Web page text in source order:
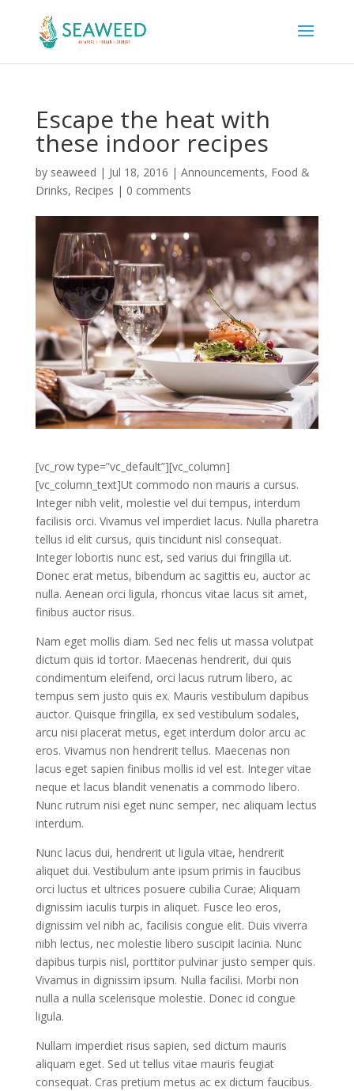
Escape the heat with
these indoor recipes
by seaweed | Jul 18, 2016 | Announcements, Food &
Drinks, Recipes | 0 comments
[vc_row type=”vc_default”][vc_column]
[vc_column_text]Ut commodo non mauris a cursus.
Integer nibh velit, molestie vel dui tempus, interdum
facilisis orci. Vivamus vel imperdiet lacus. Nulla pharetra
tellus id elit cursus, quis tincidunt nisl consequat.
Integer lobortis nunc est, sed varius dui fringilla ut.
Donec erat metus, bibendum ac sagittis eu, auctor ac
nulla. Aenean orci ligula, rhoncus vitae lacus sit amet,
finibus auctor risus.
Nam eget mollis diam. Sed nec felis ut massa volutpat
dictum quis id tortor. Maecenas hendrerit, dui quis
condimentum eleifend, orci lacus rutrum libero, ac
tempus sem justo quis ex. Mauris vestibulum dapibus
auctor. Quisque fringilla, ex sed vestibulum sodales,
arcu nisi placerat metus, eget interdum dolor arcu ac
eros. Vivamus non hendrerit tellus. Maecenas non
lacus eget sapien finibus mollis id vel est. Integer vitae
neque et lacus blandit venenatis a commodo libero.
Nunc rutrum nisi eget nunc semper, nec aliquam lectus
interdum.
Nunc lacus dui, hendrerit ut ligula vitae, hendrerit
aliquet dui. Vestibulum ante ipsum primis in faucibus
orci luctus et ultrices posuere cubilia Curae; Aliquam
dignissim iaculis turpis in aliquet. Fusce leo eros,
dignissim vel nibh ac, facilisis congue elit. Duis viverra
nibh lectus, nec molestie libero suscipit lacinia. Nunc
dapibus turpis nisl, porttitor pulvinar justo semper quis.
Vivamus in dignissim ipsum. Nulla facilisi. Morbi non
nulla a nulla scelerisque molestie. Donec id congue
ligula.
Nullam imperdiet risus sapien, sed dictum mauris
aliquam eget. Sed ut tellus vitae mauris feugiat
consequat. Cras pretium metus ac ex dictum faucibus.